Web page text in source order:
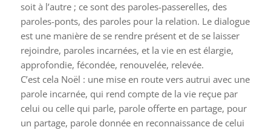
soit à l’autre ; ce sont des paroles-passerelles, des
paroles-ponts, des paroles pour la relation. Le dialogue
est une manière de se rendre présent et de se laisser
rejoindre, paroles incarnées, et la vie en est élargie,
approfondie, fécondée, renouvelée, relevée.
C’est cela Noël : une mise en route vers autrui avec une
parole incarnée, qui rend compte de la vie reçue par
celui ou celle qui parle, parole offerte en partage, pour
un partage, parole donnée en reconnaissance de celui